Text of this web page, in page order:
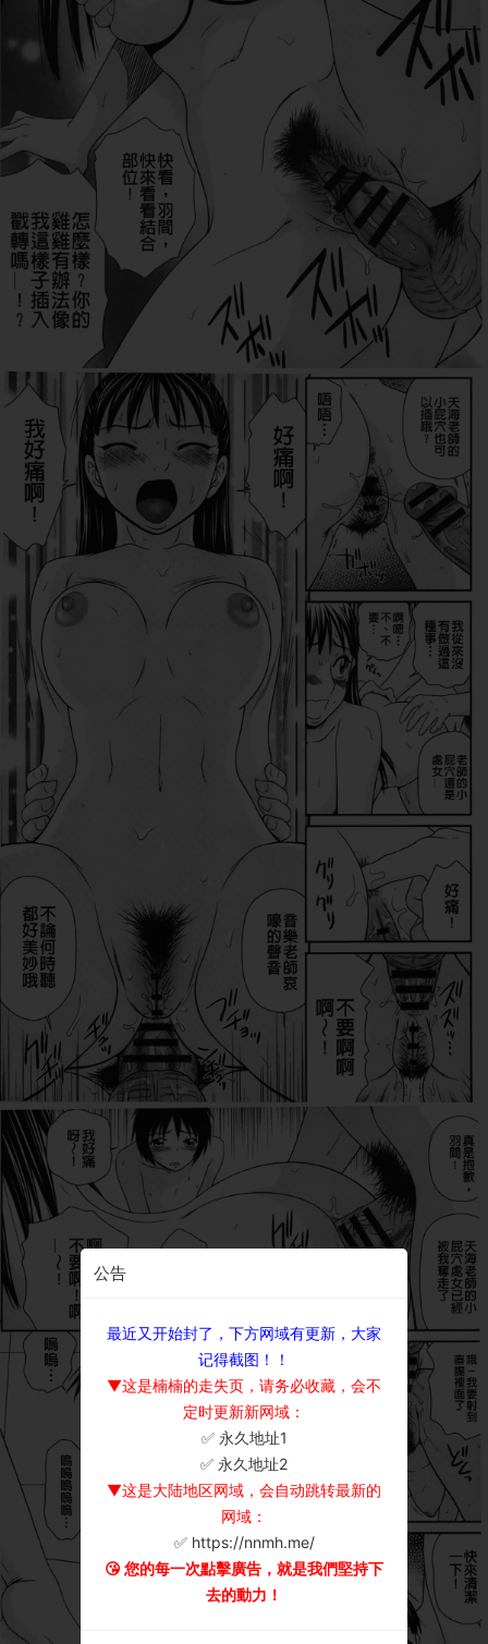
公告
最近又开始封了，下方网域有更新，大家
记得截图！！
▼这是楠楠的走失页，请务必收藏，会不
定时更新新网域：
✅ 永久地址1
✅ 永久地址2
▼这是大陆地区网域，会自动跳转最新的
网域：
✅ https://nnmh.me/
😘 您的每一次點擊廣告，就是我們堅持下
去的動力！